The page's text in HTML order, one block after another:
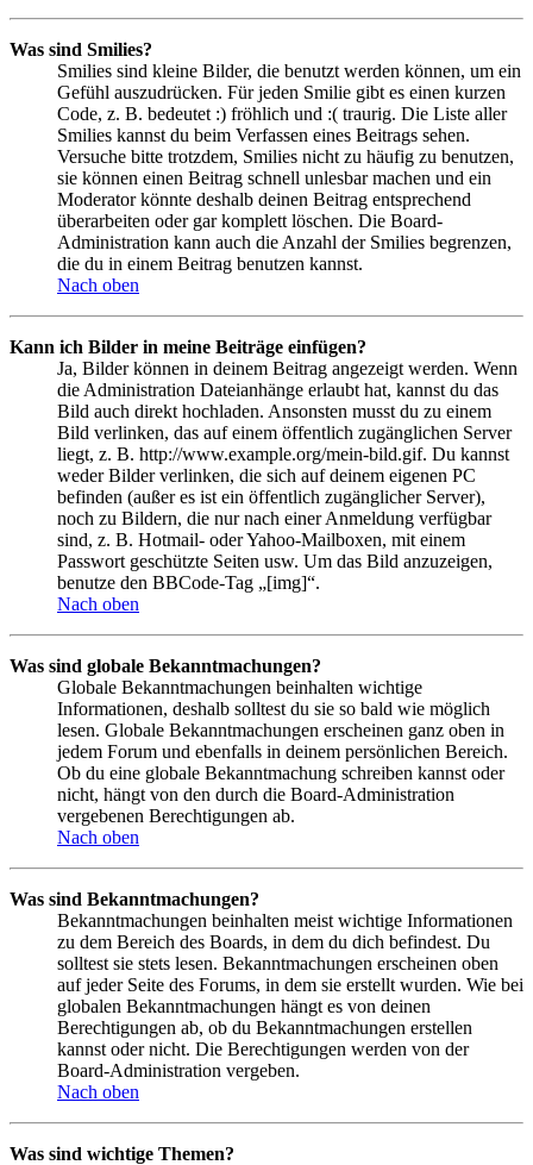
Was sind Smilies?
Smilies sind kleine Bilder, die benutzt werden können, um ein
Gefühl auszudrücken. Für jeden Smilie gibt es einen kurzen
Code, z. B. bedeutet :) fröhlich und :( traurig. Die Liste aller
Smilies kannst du beim Verfassen eines Beitrags sehen.
Versuche bitte trotzdem, Smilies nicht zu häufig zu benutzen,
sie können einen Beitrag schnell unlesbar machen und ein
Moderator könnte deshalb deinen Beitrag entsprechend
überarbeiten oder gar komplett löschen. Die Board-
Administration kann auch die Anzahl der Smilies begrenzen,
die du in einem Beitrag benutzen kannst.
Nach oben
Kann ich Bilder in meine Beiträge einfügen?
Ja, Bilder können in deinem Beitrag angezeigt werden. Wenn
die Administration Dateianhänge erlaubt hat, kannst du das
Bild auch direkt hochladen. Ansonsten musst du zu einem
Bild verlinken, das auf einem öffentlich zugänglichen Server
liegt, z. B. http://www.example.org/mein-bild.gif. Du kannst
weder Bilder verlinken, die sich auf deinem eigenen PC
befinden (außer es ist ein öffentlich zugänglicher Server),
noch zu Bildern, die nur nach einer Anmeldung verfügbar
sind, z. B. Hotmail- oder Yahoo-Mailboxen, mit einem
Passwort geschützte Seiten usw. Um das Bild anzuzeigen,
benutze den BBCode-Tag „[img]“.
Nach oben
Was sind globale Bekanntmachungen?
Globale Bekanntmachungen beinhalten wichtige
Informationen, deshalb solltest du sie so bald wie möglich
lesen. Globale Bekanntmachungen erscheinen ganz oben in
jedem Forum und ebenfalls in deinem persönlichen Bereich.
Ob du eine globale Bekanntmachung schreiben kannst oder
nicht, hängt von den durch die Board-Administration
vergebenen Berechtigungen ab.
Nach oben
Was sind Bekanntmachungen?
Bekanntmachungen beinhalten meist wichtige Informationen
zu dem Bereich des Boards, in dem du dich befindest. Du
solltest sie stets lesen. Bekanntmachungen erscheinen oben
auf jeder Seite des Forums, in dem sie erstellt wurden. Wie bei
globalen Bekanntmachungen hängt es von deinen
Berechtigungen ab, ob du Bekanntmachungen erstellen
kannst oder nicht. Die Berechtigungen werden von der
Board-Administration vergeben.
Nach oben
Was sind wichtige Themen?